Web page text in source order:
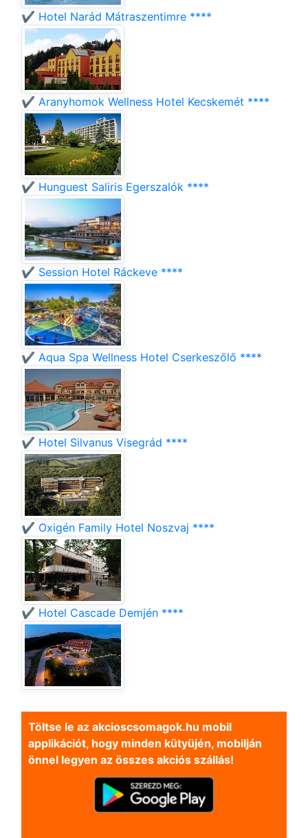
✔️ Hotel Narád Mátraszentimre ****
✔️ Aranyhomok Wellness Hotel Kecskemét ****
✔️ Hunguest Saliris Egerszalók ****
✔️ Session Hotel Ráckeve ****
✔️ Aqua Spa Wellness Hotel Cserkeszőlő ****
✔️ Hotel Silvanus Visegrád ****
✔️ Oxigén Family Hotel Noszvaj ****
✔️ Hotel Cascade Demjén ****
Töltse le az akcioscsomagok.hu mobil
applikációt, hogy minden kütyüjén, mobilján
önnel legyen az összes akciós szállás!